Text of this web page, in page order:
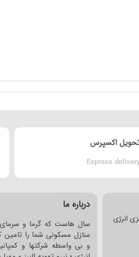
اکسپرس
Express
انرژی
درباره ما
سال هاست که گرما و
منازل مسکونی شما را تامین
و بی واسطه شرکتها و